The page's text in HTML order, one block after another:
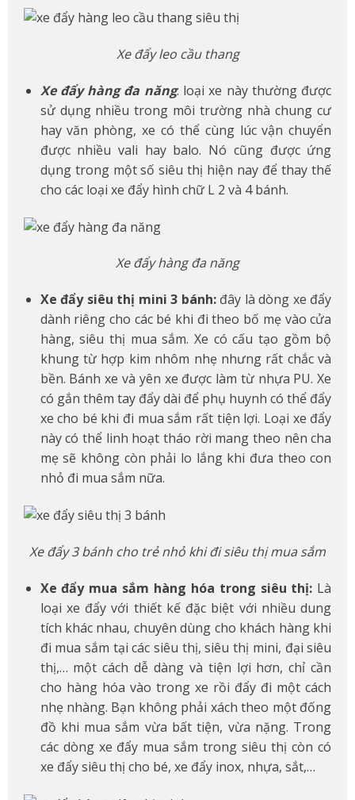
Xe đẩy leo cầu thang
Xe đẩy hàng đa năng: loại xe này thường được
sử dụng nhiều trong môi trường nhà chung cư
hay văn phòng, xe có thể cùng lúc vận chuyển
được nhiều vali hay balo. Nó cũng được ứng
dụng trong một số siêu thị hiện nay để thay thế
cho các loại xe đẩy hình chữ L 2 và 4 bánh.
Xe đẩy hàng đa năng
Xe đẩy siêu thị mini 3 bánh:đây là dòng xe đẩy
dành riêng cho các bé khi đi theo bố mẹ vào cửa
hàng, siêu thị mua sắm. Xe có cấu tạo gồm bộ
khung từ hợp kim nhôm nhẹ nhưng rất chắc và
bền. Bánh xe và yên xe được làm từ nhựa PU. Xe
có gắn thêm tay đẩy dài để phụ huynh có thể đẩy
xe cho bé khi đi mua sắm rất tiện lợi. Loại xe đẩy
này có thể linh hoạt tháo rời mang theo nên cha
mẹ sẽ không còn phải lo lắng khi đưa theo con
nhỏ đi mua sắm nữa.
Xe đẩy 3 bánh cho trẻ nhỏ khi đi siêu thị mua sắm
Xe đẩy mua sắm hàng hóa trong siêu thị: Là
loại xe đẩy với thiết kế đặc biệt với nhiều dung
tích khác nhau, chuyên dùng cho khách hàng khi
đi mua sắm tại các siêu thị, siêu thị mini, đại siêu
thị,… một cách dễ dàng và tiện lợi hơn, chỉ cần
cho hàng hóa vào trong xe rồi đẩy đi một cách
nhẹ nhàng. Bạn không phải xách theo một đống
đồ khi mua sắm vừa bất tiện, vừa nặng. Trong
các dòng xe đẩy mua sắm trong siêu thị còn có
xe đẩy siêu thị cho bé, xe đẩy inox, nhựa, sắt,…